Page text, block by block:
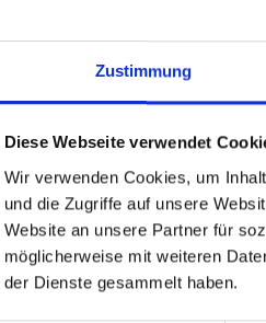
Zustimmung
Diese Webseite verwendet
Wir verwenden Cookies, um
und die Zugriffe auf unsere
Website an unsere Partner für
möglicherweise mit weiteren
der Dienste gesammelt haben.
Hover to zoom